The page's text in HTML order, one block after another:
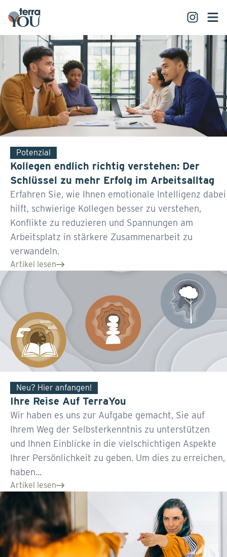
Potenzial
Kollegen endlich richtig verstehen: Der
Schlüssel zu mehr Erfolg im Arbeitsalltag
Erfahren Sie, wie Ihnen emotionale Intelligenz dabei
hilft, schwierige Kollegen besser zu verstehen,
Konflikte zu reduzieren und Spannungen am
Arbeitsplatz in stärkere Zusammenarbeit zu
verwandeln.
Artikel lesen
Neu? Hier anfangen!
Ihre Reise Auf TerraYou
Wir haben es uns zur Aufgabe gemacht, Sie auf
Ihrem Weg der Selbsterkenntnis zu unterstützen
und Ihnen Einblicke in die vielschichtigen Aspekte
Ihrer Persönlichkeit zu geben. Um dies zu erreichen,
haben...
Artikel lesen